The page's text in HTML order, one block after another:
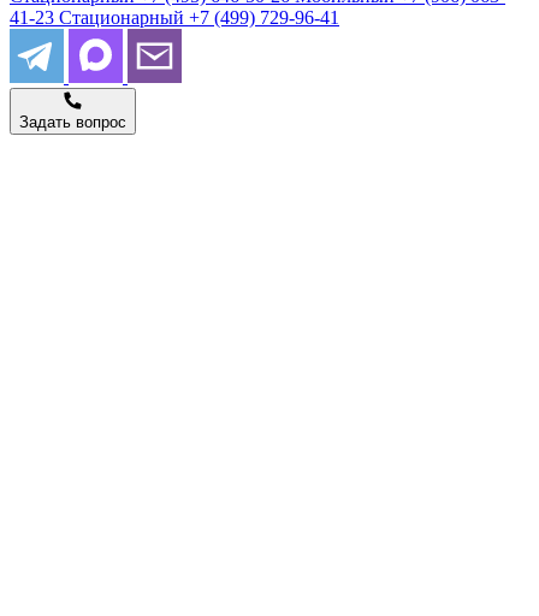
41-23 Стационарный +7 (499) 729-96-41
Задать вопрос